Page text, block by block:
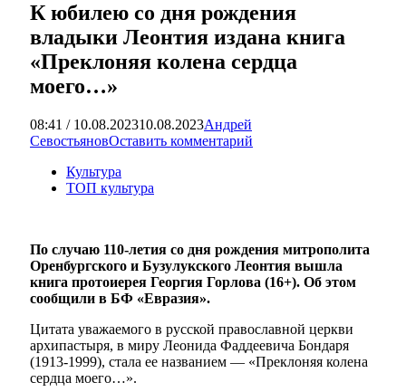
К юбилею со дня рождения
владыки Леонтия издана книга
«Преклоняя колена сердца
моего…»
08:41 / 10.08.202310.08.2023Андрей
СевостьяновОставить комментарий
Культура
ТОП культура
По случаю 110-летия со дня рождения митрополита
Оренбургского и Бузулукского Леонтия вышла
книга протоиерея Георгия Горлова (16+). Об этом
сообщили в БФ «Евразия».
Цитата уважаемого в русской православной церкви
архипастыря, в миру Леонида Фаддеевича Бондаря
(1913-1999), стала ее названием — «Преклоняя колена
сердца моего…».